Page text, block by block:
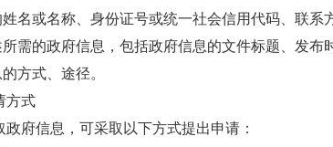
或名称、身份证号或统一社会信用代码、联系
的政府信息，包括政府信息的文件标题、发布
方式、途径。
式
信息，可采取以下方式提出申请：